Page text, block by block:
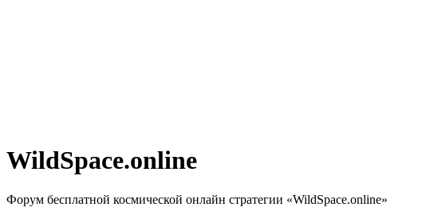
WildSpace.online
Форум бесплатной космической онлайн стратегии «WildSpace.online»